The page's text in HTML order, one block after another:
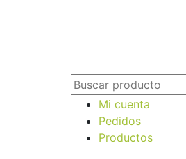
Mi cuenta
Pedidos
Productos